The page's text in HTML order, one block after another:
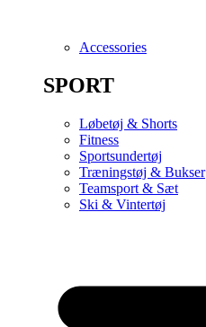
Accessories
SPORT
Løbetøj & Shorts
Fitness
Sportsundertøj
Træningstøj & Bukser
Teamsport & Sæt
Ski & Vintertøj